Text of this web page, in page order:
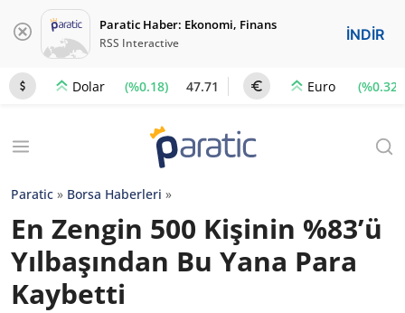
Paratic Haber: Ekonomi, Finans
RSS Interactive İNDİR
Dolar (%0.18) 47.71 Euro (%0.32)
Paratic » Borsa Haberleri »
En Zengin 500 Kişinin %83’ü
Yılbaşından Bu Yana Para
Kaybetti